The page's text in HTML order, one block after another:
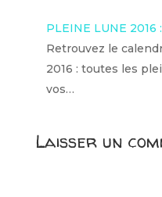
PLEINE LUNE
Retrouvez le
2016 : toutes les
vos…
Laisser un